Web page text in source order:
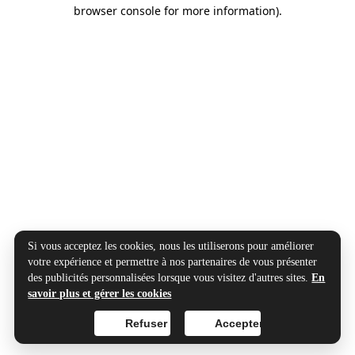
browser console for more information).
Si vous acceptez les cookies, nous les utiliserons pour améliorer
votre expérience et permettre à nos partenaires de vous présenter
des publicités personnalisées lorsque vous visitez d'autres sites.En
savoir plus et gérer les cookies
Accepter
Refuser